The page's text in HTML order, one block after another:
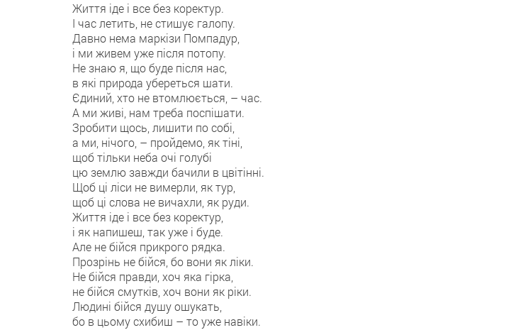
Життя іде і все без коректур.
І час летить, не стишує галопу.
Давно нема маркізи Помпадур,
і ми живем уже після потопу.
Не знаю я, що буде після нас,
в які природа убереться шати.
Єдиний, хто не втомлюється, – час.
А ми живі, нам треба поспішати.
Зробити щось, лишити по собі,
а ми, нічого, – пройдемо, як тіні,
щоб тільки неба очі голубі
цю землю завжди бачили в цвітінні.
Щоб ці ліси не вимерли, як тур,
щоб ці слова не вичахли, як руди.
Життя іде і все без коректур,
і як напишеш, так уже і буде.
Але не бійся прикрого рядка.
Прозрінь не бійся, бо вони як ліки.
Не бійся правди, хоч яка гірка,
не бійся смутків, хоч вони як ріки.
Людині бійся душу ошукать,
бо в цьому схибиш – то уже навіки.